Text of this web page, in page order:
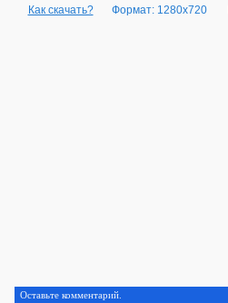
Как скачать? Формат: 1280x720
Оставьте комментарий.